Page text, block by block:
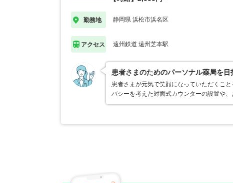
勤務地 静岡県 浜松市浜名区
アクセス 遠州鉄道 遠州芝本駅
患者さまのためのパーソナル薬局を
患者さまが元気で笑顔になっていただくこ
バシーを考えた対面式カウンターの設置や